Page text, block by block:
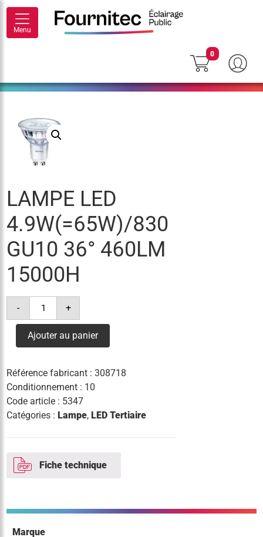
Menu
0
LAMPE LED
4.9W(=65W)/830
GU10 36° 460LM
15000H
-
quantité
lampe
4.9w(=65w)/830
gu10
15000h
+
Ajouter au panier
Référence fabricant :308718
Conditionnement : 10
Code article : 5347
Catégories :Lampe,LED Tertiaire
Fiche technique
Marque